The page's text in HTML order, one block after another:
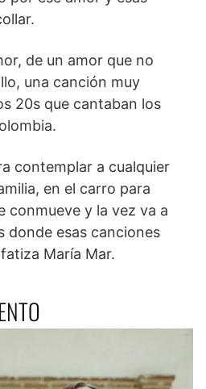
de un amor que no
una canción muy
20s que cantaban los
contemplar a cualquier
en el carro para
conmueve y la vez va a
donde esas canciones
María Mar.